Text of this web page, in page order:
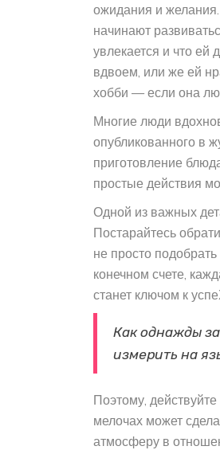
ожидания и
начинают
увлекается и что
вдвоем, или же ей
хобби — если она
Многие люди
опубликованного в
приготовление
простые действия
Одной из важных
Постарайтесь
не просто подобрать
конечном счете,
станет ключом к
Как однажды
измерить на
Поэтому,
мелочах может
атмосферу в